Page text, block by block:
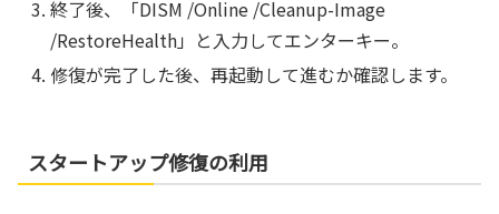
終了後、「DISM /Online /Cleanup-Image
/RestoreHealth」と入力してエンターキー。
修復が完了した後、再起動して進むか確認します。
スタートアップ修復の利用